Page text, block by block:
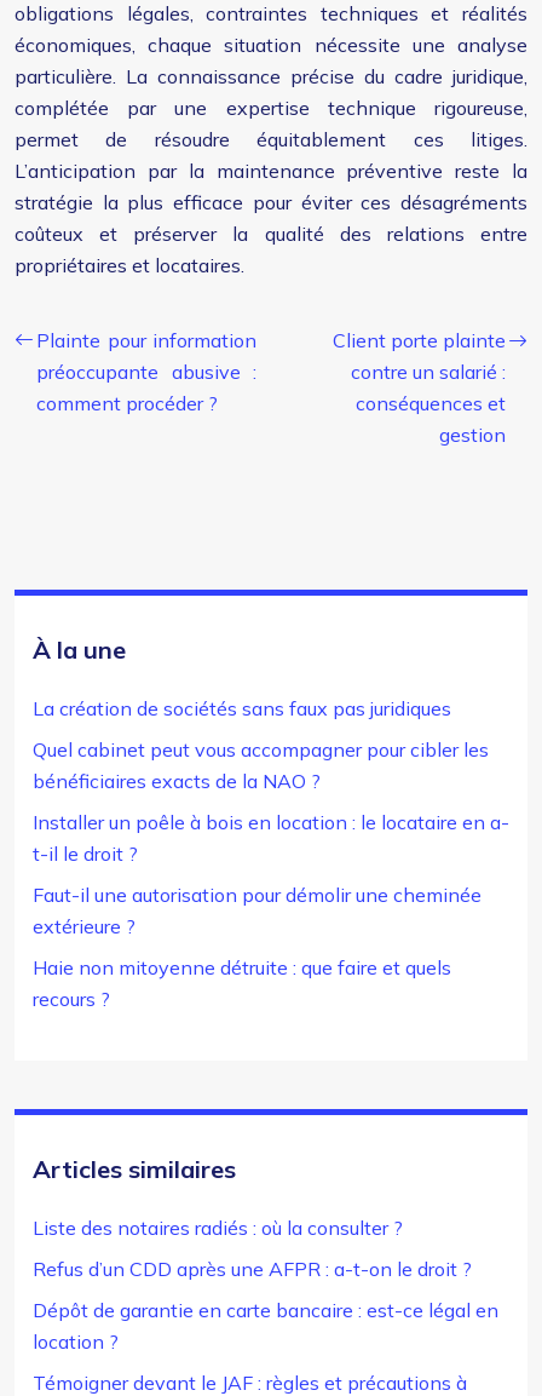
obligations légales, contraintes techniques et réalités
économiques, chaque situation nécessite une analyse
particulière. La connaissance précise du cadre juridique,
complétée par une expertise technique rigoureuse,
permet de résoudre équitablement ces litiges.
L’anticipation par la maintenance préventive reste la
stratégie la plus efficace pour éviter ces désagréments
coûteux et préserver la qualité des relations entre
propriétaires et locataires.
Plainte pour information
préoccupante abusive :
comment procéder ?
Client porte plainte
contre un salarié :
conséquences et
gestion
À la une
La création de sociétés sans faux pas juridiques
Quel cabinet peut vous accompagner pour cibler les
bénéficiaires exacts de la NAO ?
Installer un poêle à bois en location : le locataire en a-
t-il le droit ?
Faut-il une autorisation pour démolir une cheminée
extérieure ?
Haie non mitoyenne détruite : que faire et quels
recours ?
Articles similaires
Liste des notaires radiés : où la consulter ?
Refus d’un CDD après une AFPR : a-t-on le droit ?
Dépôt de garantie en carte bancaire : est-ce légal en
location ?
Témoigner devant le JAF : règles et précautions à